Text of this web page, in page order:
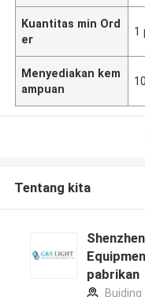
Kuantitas min Ord
er
1
Menyediakan kem
ampuan
Tentang kita
pabrikan